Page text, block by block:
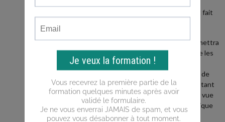
Ce blog est fait
Il vous permettra
d'apprendre les
photo, puis de
progresser tant
du point de vue
de la technique
que de la